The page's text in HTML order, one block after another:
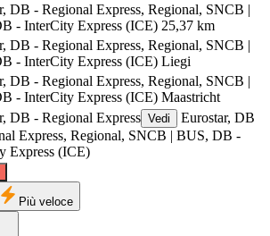
DB - Regional Express, Regional, SNCB |
- InterCity Express (ICE) 25,37 km
DB - Regional Express, Regional, SNCB |
- InterCity Express (ICE) Liegi
DB - Regional Express, Regional, SNCB |
- InterCity Express (ICE) Maastricht
DB - Regional Express Vedi
Eurostar, DB
Express, Regional, SNCB | BUS, DB -
Express (ICE)
©CARTO
Più veloce